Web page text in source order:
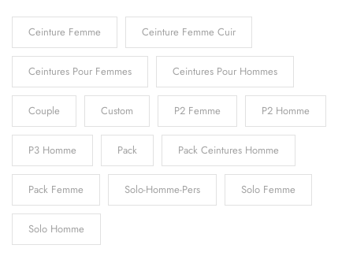
Ceinture Femme Ceinture Femme Cuir
Ceintures Pour Femmes Ceintures Pour Hommes
Couple Custom P2 Femme P2 Homme
P3 Homme Pack Pack Ceintures Homme
Pack Femme Solo-Homme-Pers Solo Femme
Solo Homme